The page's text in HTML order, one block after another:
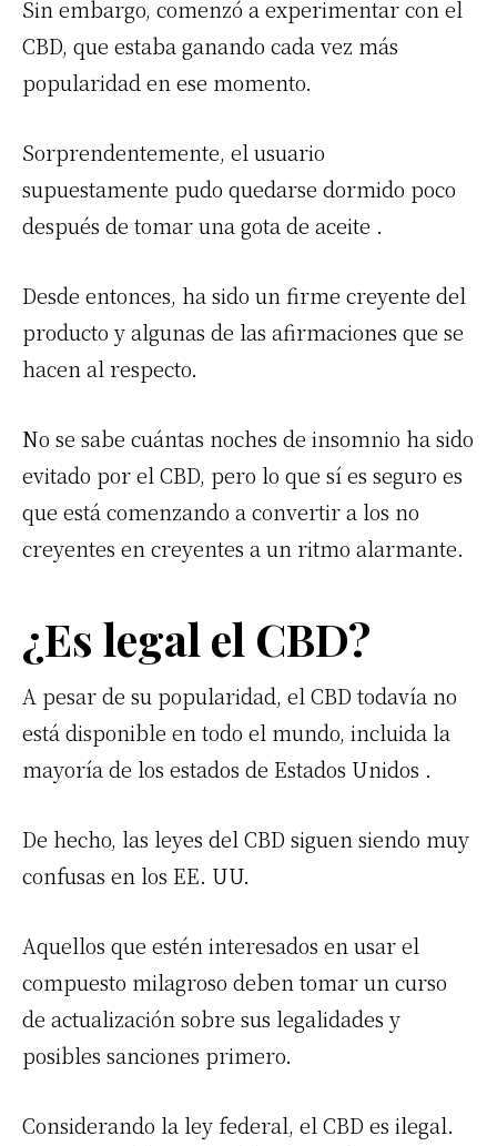
Sin embargo, comenzó a experimentar con el
CBD, que estaba ganando cada vez más
popularidad en ese momento.
Sorprendentemente, el usuario
supuestamente pudo quedarse dormido poco
después de tomar una gota de aceite .
Desde entonces, ha sido un firme creyente del
producto y algunas de las afirmaciones que se
hacen al respecto.
No se sabe cuántas noches de insomnio ha sido
evitado por el CBD, pero lo que sí es seguro es
que está comenzando a convertir a los no
creyentes en creyentes a un ritmo alarmante.
¿Es legal el CBD?
A pesar de su popularidad, el CBD todavía no
está disponible en todo el mundo, incluida la
mayoría de los estados de Estados Unidos .
De hecho, las leyes del CBD siguen siendo muy
confusas en los EE. UU.
Aquellos que estén interesados en usar el
compuesto milagroso deben tomar un curso
de actualización sobre sus legalidades y
posibles sanciones primero.
Considerando la ley federal, el CBD es ilegal.